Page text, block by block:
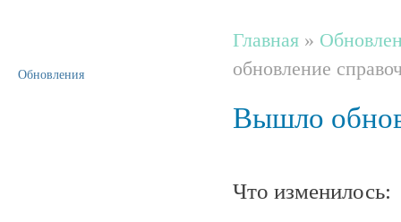
Главная »
обновление
Вышло
Что изменилось:
Обновления